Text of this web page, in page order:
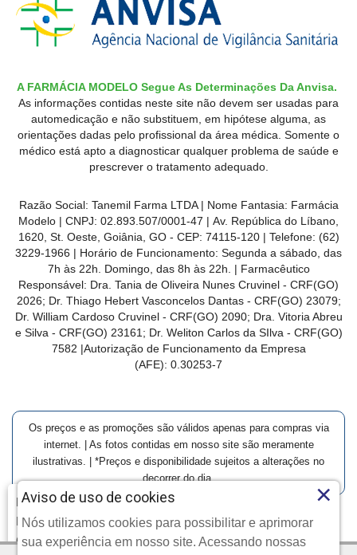
Farmácia Modelo | Goiânia | Entrega Imediata e Clique-
Retire
Clique aqui...
A FARMÁCIA MODELO Segue As Determinações Da Anvisa.
As informações contidas neste site não devem ser usadas para
automedicação e não substituem, em hipótese alguma, as
orientações dadas pelo profissional da área médica. Somente o
médico está apto a diagnosticar qualquer problema de saúde e
prescrever o tratamento adequado.
Razão Social: Tanemil Farma LTDA | Nome Fantasia: Farmácia
Modelo | CNPJ: 02.893.507/0001-47 | Av. República do Líbano,
1620, St. Oeste, Goiânia, GO - CEP: 74115-120 | Telefone: (62)
3229-1966 | Horário de Funcionamento: Segunda a sábado, das
7h às 22h. Domingo, das 8h às 22h. | Farmacêutico
Responsável: Dra. Tania de Oliveira Nunes Cruvinel - CRF(GO)
2026; Dr. Thiago Hebert Vasconcelos Dantas - CRF(GO) 23079;
Dr. William Cardoso Cruvinel - CRF(GO) 2090; Dra. Vitoria Abreu
e Silva - CRF(GO) 23161; Dr. Weliton Carlos da SIlva - CRF(GO)
7582 |Autorização de Funcionamento da Empresa
(AFE): 0.30253-7
Os preços e as promoções são válidos apenas para compras via
internet. | As fotos contidas em nosso site são meramente
ilustrativas. | *Preços e disponibilidade sujeitos a alterações no
decorrer do dia.
Copyright © 2026 Farmácia Modelo - Todos os direitos
Aviso de uso de cookies
Nós utilizamos cookies para possibilitar e aprimorar
sua experiência em nosso site. Acessando nossas
×